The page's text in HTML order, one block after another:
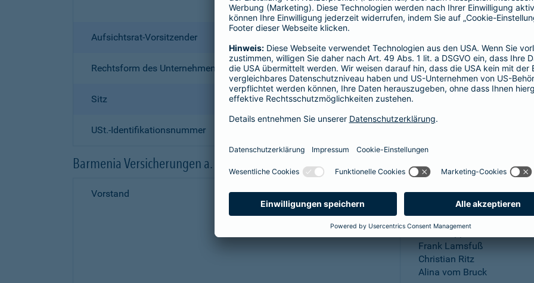
Alina vom Bruck
Aufsichtsrat-Vorsitzender
Rechtsform des Unternehmens Aktiengesellschaft
Sitz
USt.-Identifikationsnummer
Barmenia Versicherungen a. G.
Vorstand
Dr. Andreas Eurich, Oliver
Thomas Bischof
Dr. Sylvia Eichelberg
Harald Epple
Frank Lamsfuß
Christian Ritz
Alina vom Bruck